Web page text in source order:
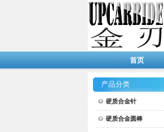
首页
产品分类
硬质合金针
硬质合金圆棒